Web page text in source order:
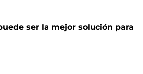
ser la mejor solución para